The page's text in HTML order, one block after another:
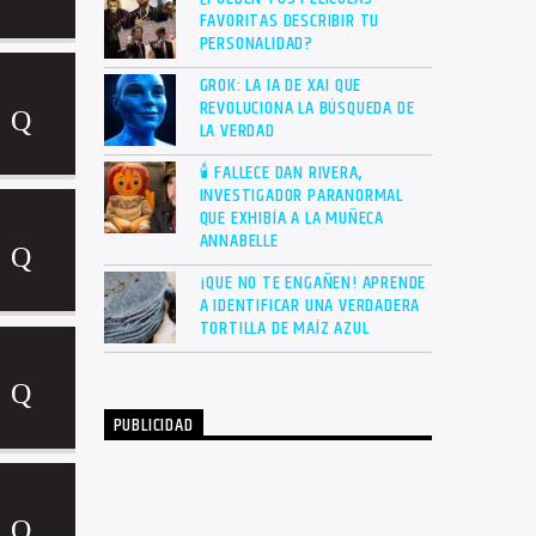
FAVORITAS DESCRIBIR TU
PERSONALIDAD?
GROK: LA IA DE XAI QUE
REVOLUCIONA LA BÚSQUEDA DE
LA VERDAD
🕯 FALLECE DAN RIVERA,
INVESTIGADOR PARANORMAL
QUE EXHIBÍA A LA MUÑECA
ANNABELLE
¡QUE NO TE ENGAÑEN! APRENDE
A IDENTIFICAR UNA VERDADERA
TORTILLA DE MAÍZ AZUL
PUBLICIDAD